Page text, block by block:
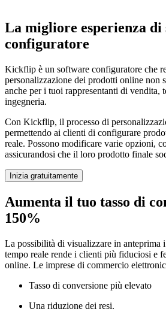
La migliore esperienza di
configuratore
Kickflip è un software configuratore che
personalizzazione dei prodotti online non
anche per i tuoi rappresentanti di vendita,
ingegneria.
Con Kickflip, il processo di
permettendo ai clienti di configurare
reale. Possono modificare varie opzioni,
assicurandosi che il loro prodotto finale
Inizia gratuitamente
Aumenta il tuo tasso di
150%
La possibilità di visualizzare in anteprima
tempo reale rende i clienti più fiduciosi e
online. Le imprese di commercio
Tasso di conversione più elevato
Una riduzione dei resi.